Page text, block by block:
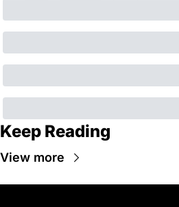
Keep Reading
View more